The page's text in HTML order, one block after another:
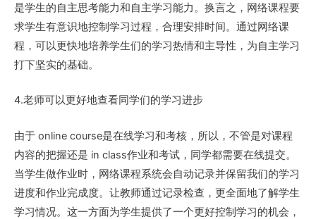
是学生的自主思考能力和自主学习能力。换言之，网络课程要
求学生有意识地控制学习过程，合理安排时间。 通过网络课
程，可以更快地培养学生们的学习热情和主导性，为自主学习
打下坚实的基础。
4.老师可以更好地查看同学们的学习进步
由于 online course是在线学习和考核，所以，不管是对课程
内容的把握还是 in class作业和考试，同学都需要在线提交。
当学生做作业时，网络课程系统会自动记录并保留我们的学习
进度和作业完成度。让教师通过记录检查，更全面地了解学生
学习情况。这一方面为学生提供了一个更好控制学习的机会，